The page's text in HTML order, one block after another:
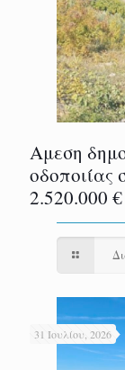
Αμεση
2.520.000 €
31 Ιουλίου, 2026